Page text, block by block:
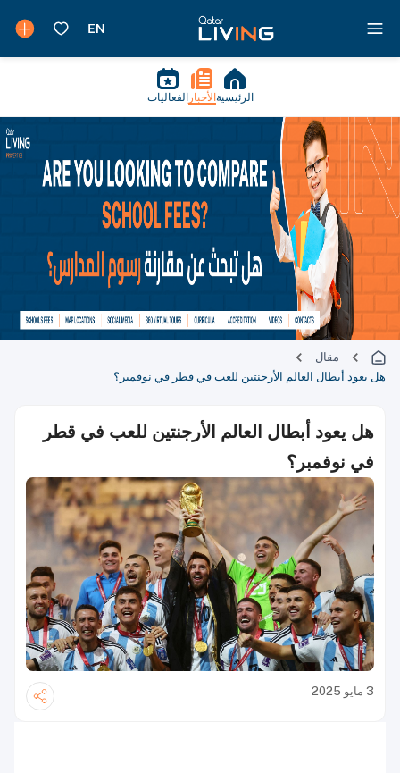
الرئيسية الأخبار الفعاليات
مقال
هل يعود أبطال العالم الأرجنتين للعب في قطر في نوفمبر؟
هل يعود أبطال العالم الأرجنتين للعب في قطر
في نوفمبر؟
3 مايو 2025